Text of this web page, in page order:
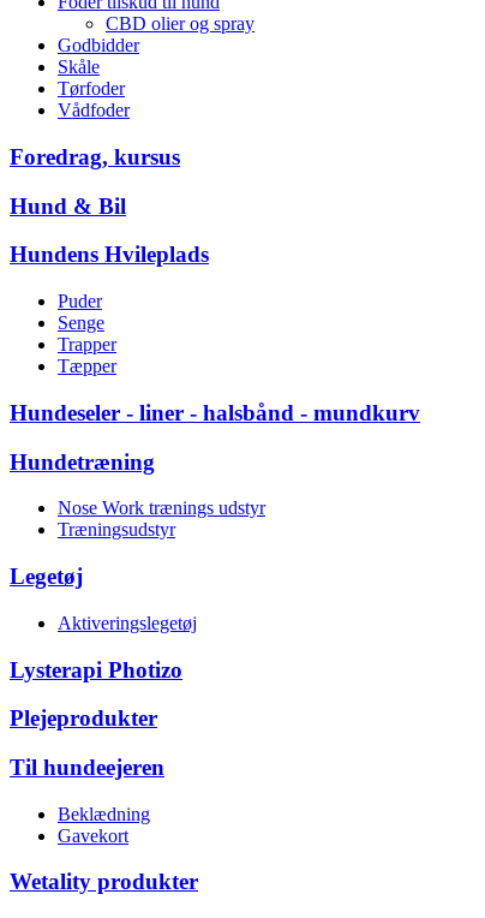
CBD olier og spray
Godbidder
Skåle
Tørfoder
Vådfoder
Foredrag, kursus
Hund & Bil
Hundens Hvileplads
Puder
Senge
Trapper
Tæpper
Hundeseler - liner - halsbånd - mundkurv
Hundetræning
Nose Work trænings udstyr
Træningsudstyr
Legetøj
Aktiveringslegetøj
Lysterapi Photizo
Plejeprodukter
Til hundeejeren
Beklædning
Gavekort
Wetality produkter